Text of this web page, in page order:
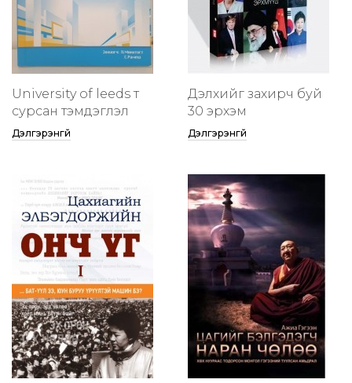
University of leeds т
сурсан тэмдэглэл
Дэлгэрэнгүй
Дэлхийг захирч буй
30 эрхэм
Дэлгэрэнгүй